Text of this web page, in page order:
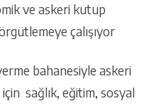
ve askeri kutup
çalışıyor
bahanesiyle askeri
sağlık, eğitim, sosyal